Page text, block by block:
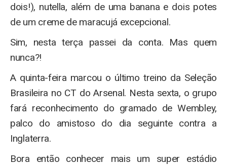
dois!), nutella, além de uma banana e dois potes
de um creme de maracujá excepcional.
Sim, nesta terça passei da conta. Mas quem
nunca?!
A quinta-feira marcou o último treino da Seleção
Brasileira no CT do Arsenal. Nesta sexta, o grupo
fará reconhecimento do gramado de Wembley,
palco do amistoso do dia seguinte contra a
Inglaterra.
Bora então conhecer mais um super estádio